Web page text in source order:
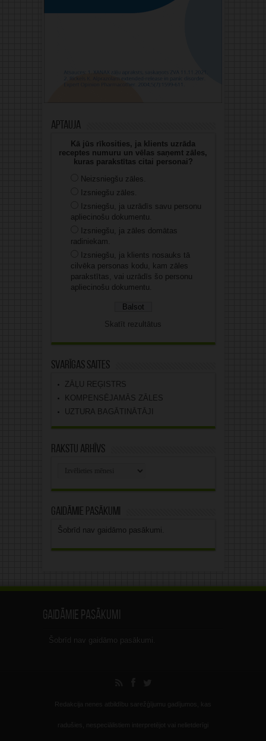
Aptauja
Kā jūs rīkosities, ja klients uzrāda
receptes numuru un vēlas saņemt zāles,
kuras parakstītas citai personai?
Neizsniegšu zāles.
Izsniegšu zāles.
Izsniegšu, ja uzrādīs savu personu
apliecinošu dokumentu.
Izsniegšu, ja zāles domātas
radiniekam.
Izsniegšu, ja klients nosauks tā
cilvēka personas kodu, kam zāles
parakstītas, vai uzrādīs šo personu
apliecinošu dokumentu.
Skatīt rezultātus
Svarīgas saites
ZĀĻU REĢISTRS
KOMPENSĒJAMĀS ZĀLES
UZTURA BAGĀTINĀTĀJI
Rakstu arhīvs
Gaidāmie pasākumi
Šobrīd nav gaidāmo pasākumi.
Gaidāmie pasākumi
Šobrīd nav gaidāmo pasākumi.
Redakcija nenes atbildību sarežģījumu gadījumos, kas